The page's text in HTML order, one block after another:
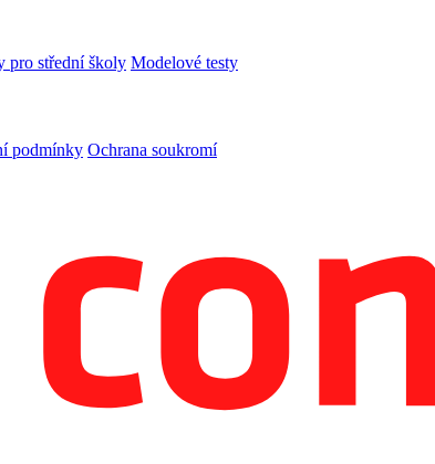
pro střední školy Modelové testy
podmínky Ochrana soukromí